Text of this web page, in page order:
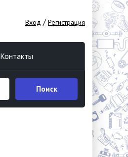
Вход / Регистрация
Контакты
Поиск